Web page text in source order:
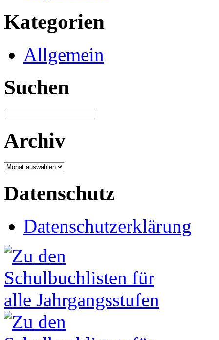
Kategorien
Allgemein
Suchen
Archiv
Archiv
Datenschutz
Datenschutzerklärung